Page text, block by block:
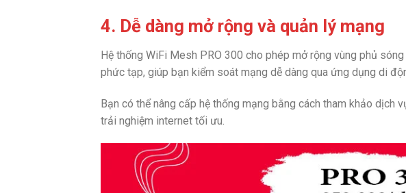
4. Dễ dàng mở rộng và quản lý mạng
Hệ thống WiFi Mesh PRO 300 cho phép mở rộng vùng phủ
phức tạp, giúp bạn kiểm soát mạng dễ dàng qua ứng dụng di
Bạn có thể nâng cấp hệ thống mạng bằng cách tham khảo dịch
trải nghiệm internet tối ưu.